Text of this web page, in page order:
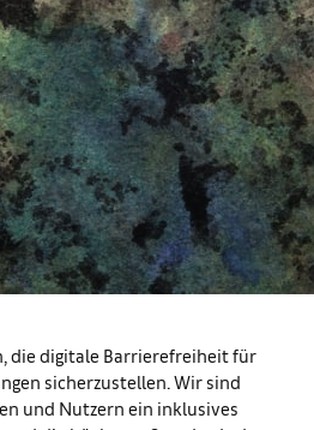
die digitale Barrierefreiheit für
sicherzustellen. Wir sind
und Nutzern ein inklusives